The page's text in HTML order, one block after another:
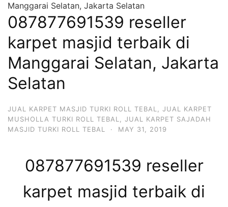
Manggarai Selatan, Jakarta Selatan
087877691539 reseller
karpet masjid terbaik di
Manggarai Selatan, Jakarta
Selatan
JUAL KARPET MASJID TURKI ROLL TEBAL
JUAL KARPET
MUSHOLLA TURKI ROLL TEBAL
JUAL KARPET SAJADAH
MASJID TURKI ROLL TEBAL
· MAY 31, 2019
087877691539 reseller
karpet masjid terbaik di